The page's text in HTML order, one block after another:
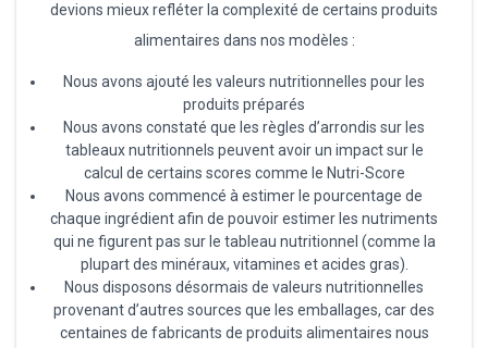
devions mieux refléter la complexité de certains produits
alimentaires dans nos modèles :
Nous avons ajouté les valeurs nutritionnelles pour les
produits préparés
Nous avons constaté que les règles d’arrondis sur les
tableaux nutritionnels peuvent avoir un impact sur le
calcul de certains scores comme le Nutri-Score
Nous avons commencé à estimer le pourcentage de
chaque ingrédient afin de pouvoir estimer les nutriments
qui ne figurent pas sur le tableau nutritionnel (comme la
plupart des minéraux, vitamines et acides gras).
Nous disposons désormais de valeurs nutritionnelles
provenant d’autres sources que les emballages, car des
centaines de fabricants de produits alimentaires nous